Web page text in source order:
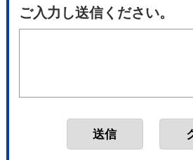
ご入力し送信ください。